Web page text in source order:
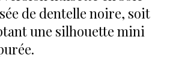
de dentelle noire, soit
une silhouette mini